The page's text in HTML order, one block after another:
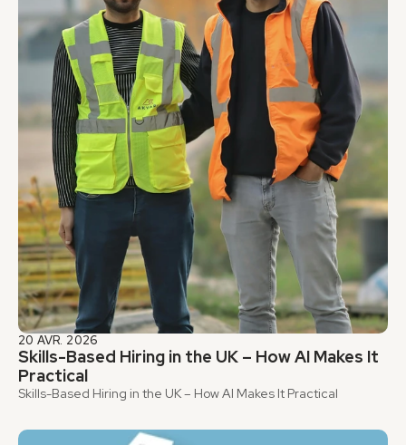
20 AVR. 2026
Skills-Based Hiring in the UK – How AI Makes It
Practical
Skills-Based Hiring in the UK – How AI Makes It Practical